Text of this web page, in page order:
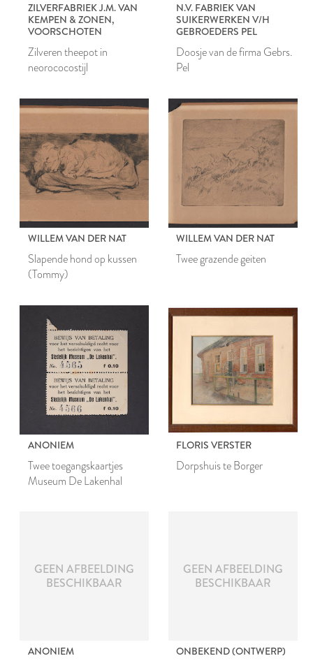
ZILVERFABRIEK J.M. VAN
KEMPEN & ZONEN,
VOORSCHOTEN
Zilveren theepot in
neorococostijl
N.V. FABRIEK VAN
SUIKERWERKEN V/H
GEBROEDERS PEL
Doosje van de firma Gebrs.
Pel
WILLEM VAN DER NAT
Slapende hond op kussen
(Tommy)
WILLEM VAN DER NAT
Twee grazende geiten
ANONIEM
Twee toegangskaartjes
Museum De Lakenhal
FLORIS VERSTER
Dorpshuis te Borger
GEEN AFBEELDING
BESCHIKBAAR
ANONIEM
GEEN AFBEELDING
BESCHIKBAAR
ONBEKEND (ONTWERP)